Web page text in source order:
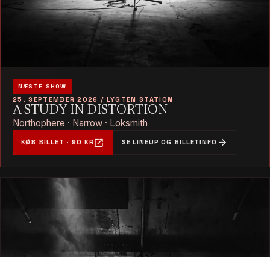
NÆSTE SHOW
25. SEPTEMBER 2026 / LYGTEN STATION
A STUDY IN DISTORTION
Northophere · Narrow · Loksmith
KØB BILLET · 90 KR open_in_new SE LINEUP OG BILLETINFO arrow_forward